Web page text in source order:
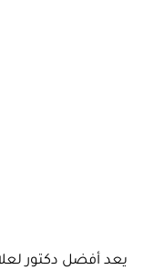
يعد أفضل دكتور